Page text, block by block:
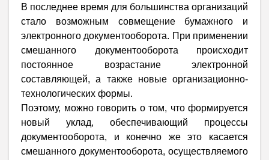
В последнее время для большинства организаций
стало возможным совмещение бумажного и
электронного документооборота. При применении
смешанного документооборота происходит
постоянное возрастание электронной
составляющей, а также новые организационно-
технологических формы.
Поэтому, можно говорить о том, что формируется
новый уклад, обеспечивающий процессы
документооборота, и конечно же это касается
смешанного документооборота, осуществляемого